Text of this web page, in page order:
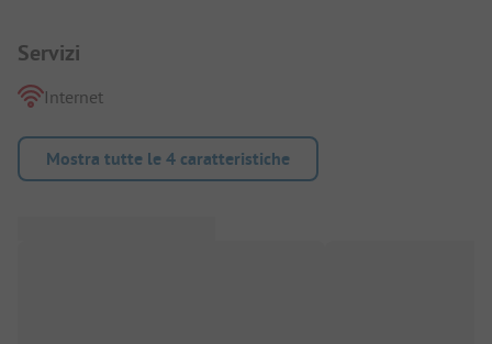
Servizi
Internet
Mostra tutte le 4 caratteristiche